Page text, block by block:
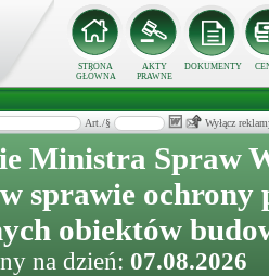
STRONA
GŁÓWNA
AKTY
PRAWNE
DOKUMENTY
Art./§ Wyłącz
Ministra Spraw
sprawie ochrony
obiektów
na dzień: 07.08.2026